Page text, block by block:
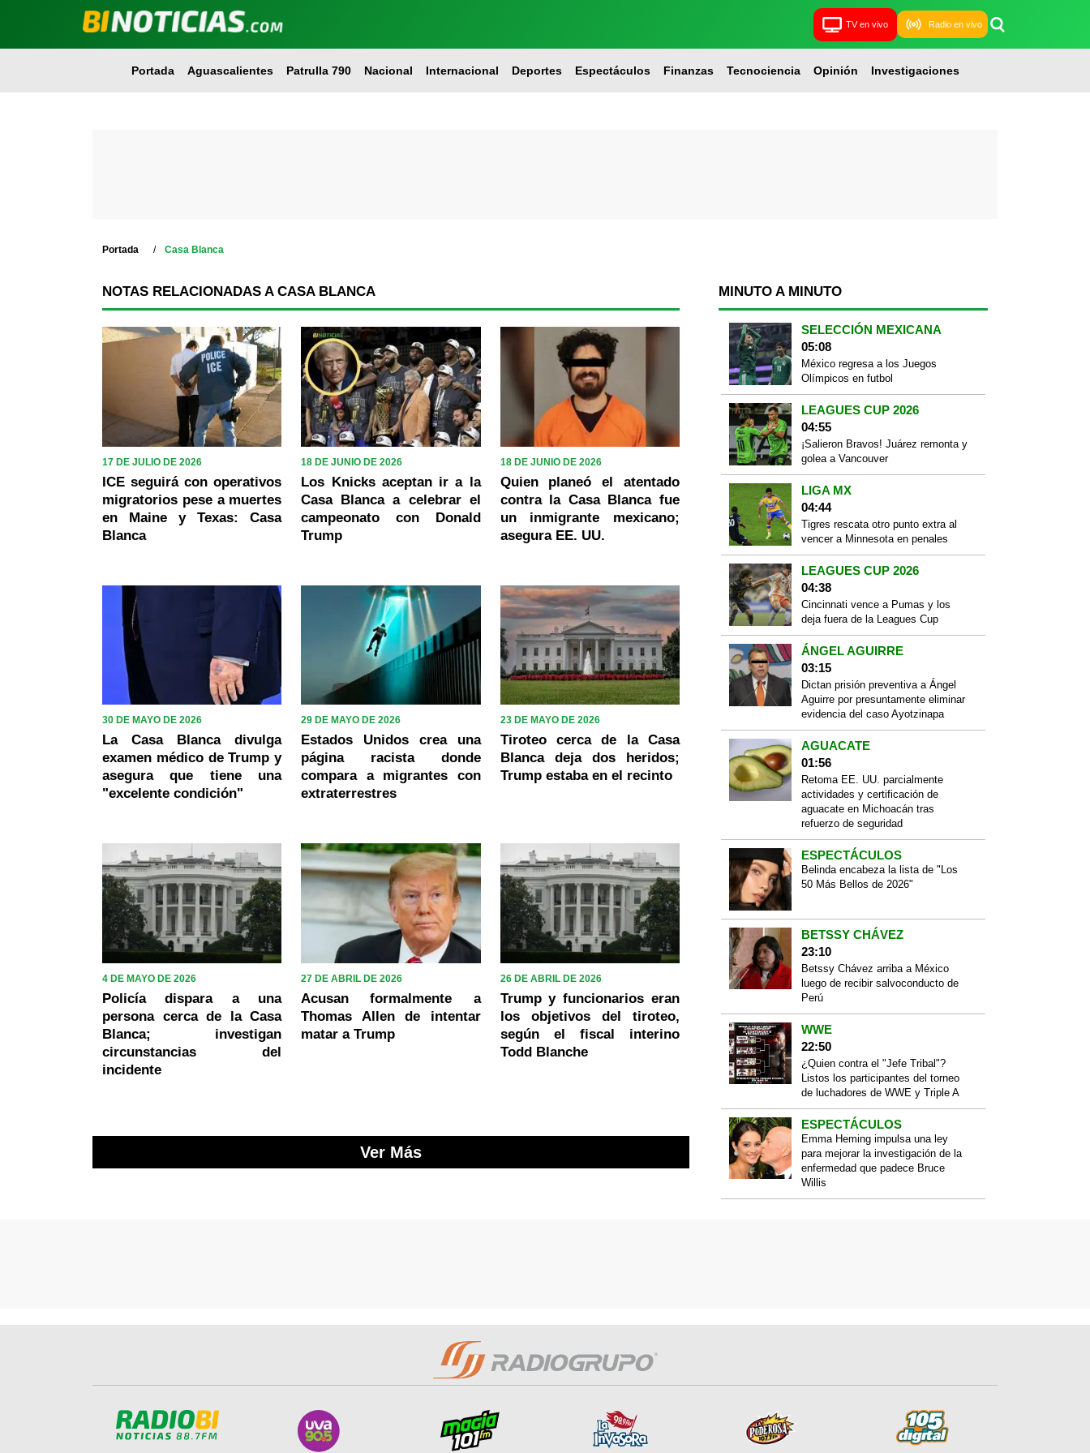
TV en vivo Radio en vivo
Portada Aguascalientes Patrulla 790 Nacional Internacional Deportes Espectáculos Finanzas Tecnociencia Opinión Investigaciones
Portada Casa Blanca
NOTAS RELACIONADAS A CASA BLANCA
17 DE JULIO DE 2026
ICE seguirá con operativos
migratorios pese a muertes
en Maine y Texas: Casa
Blanca
18 DE JUNIO DE 2026
Los Knicks aceptan ir a la
Casa Blanca a celebrar el
campeonato con Donald
Trump
18 DE JUNIO DE 2026
Quien planeó el atentado
contra la Casa Blanca fue
un inmigrante mexicano;
asegura EE. UU.
30 DE MAYO DE 2026
La Casa Blanca divulga
examen médico de Trump y
asegura que tiene una
"excelente condición"
29 DE MAYO DE 2026
Estados Unidos crea una
página racista donde
compara a migrantes con
extraterrestres
23 DE MAYO DE 2026
Tiroteo cerca de la Casa
Blanca deja dos heridos;
Trump estaba en el recinto
4 DE MAYO DE 2026
Policía dispara a una
persona cerca de la Casa
Blanca; investigan
circunstancias del
incidente
27 DE ABRIL DE 2026
Acusan formalmente a
Thomas Allen de intentar
matar a Trump
26 DE ABRIL DE 2026
Trump y funcionarios eran
los objetivos del tiroteo,
según el fiscal interino
Todd Blanche
Ver Más
MINUTO A MINUTO
SELECCIÓN MEXICANA
05:08
México regresa a los Juegos
Olímpicos en futbol
LEAGUES CUP 2026
04:55
¡Salieron Bravos! Juárez remonta y
golea a Vancouver
LIGA MX
04:44
Tigres rescata otro punto extra al
vencer a Minnesota en penales
LEAGUES CUP 2026
04:38
Cincinnati vence a Pumas y los
deja fuera de la Leagues Cup
ÁNGEL AGUIRRE
03:15
Dictan prisión preventiva a Ángel
Aguirre por presuntamente eliminar
evidencia del caso Ayotzinapa
AGUACATE
01:56
Retoma EE. UU. parcialmente
actividades y certificación de
aguacate en Michoacán tras
refuerzo de seguridad
ESPECTÁCULOS
Belinda encabeza la lista de "Los
50 Más Bellos de 2026"
BETSSY CHÁVEZ
23:10
Betssy Chávez arriba a México
luego de recibir salvoconducto de
Perú
WWE
22:50
¿Quien contra el "Jefe Tribal"?
Listos los participantes del torneo
de luchadores de WWE y Triple A
ESPECTÁCULOS
Emma Heming impulsa una ley
para mejorar la investigación de la
enfermedad que padece Bruce
Willis